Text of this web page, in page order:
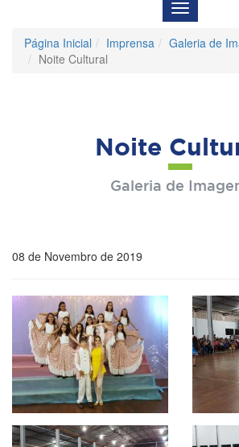
Menu
de
Navegação
Página Inicial Imprensa
Galeria de
Noite Cultural
Noite
Galeria de
08 de Novembro de 2019